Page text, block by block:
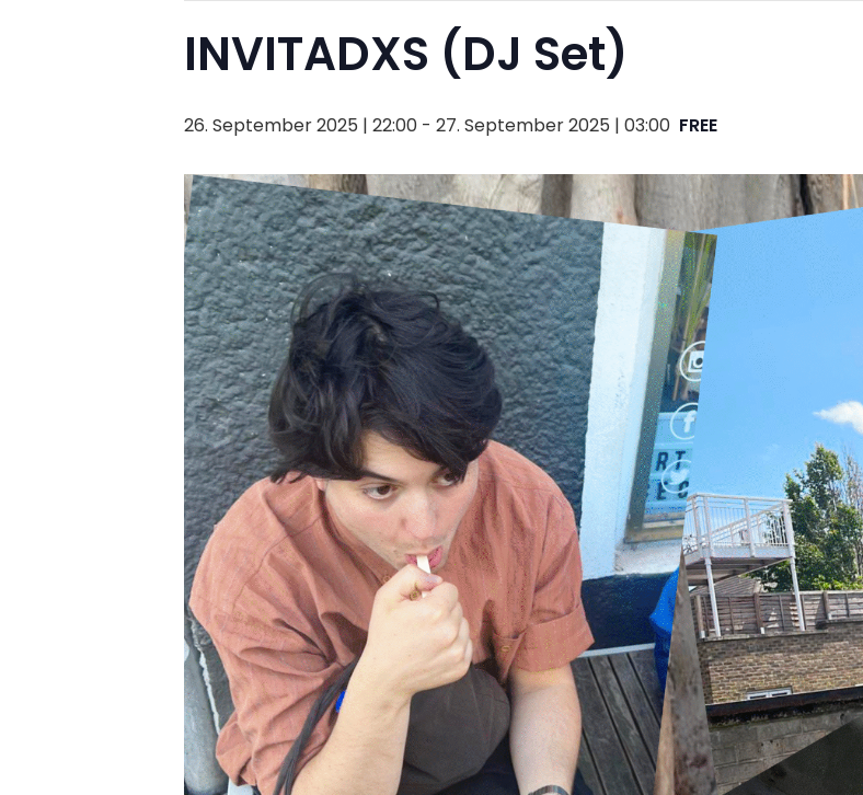
INVITADXS (DJ Set)
26. September 2025 | 22:00 - 27. September 2025 | 03:00 FREE